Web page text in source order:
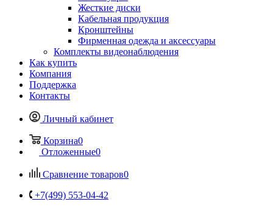
Жесткие диски
Кабельная продукция
Кронштейны
Фирменная одежда и аксессуары
Комплекты видеонаблюдения
Как купить
Компания
Поддержка
Контакты
Личный кабинет
Корзина0
Отложенные0
Сравнение товаров0
+7(499) 553-04-42